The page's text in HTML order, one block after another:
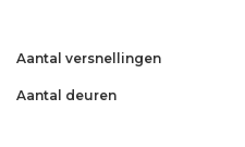
Aantal versnellingen
Aantal deuren